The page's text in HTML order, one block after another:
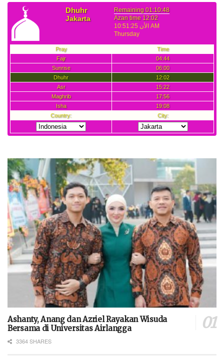
Ashanty, Anang dan Azriel Rayakan Wisuda
Bersama di Universitas Airlangga
3364 SHARES